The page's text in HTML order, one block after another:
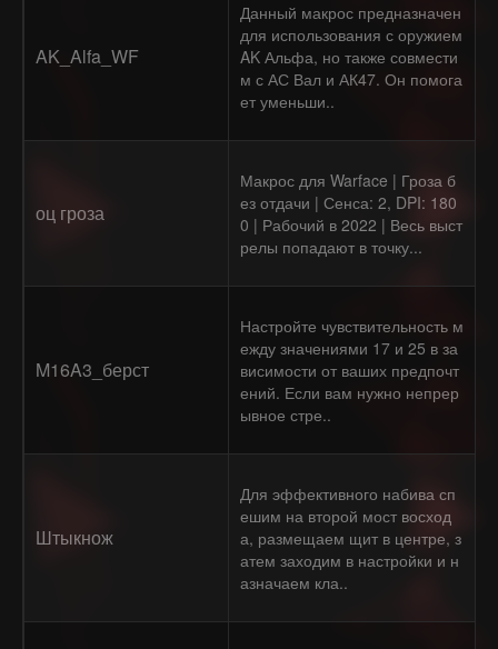
AK_Alfa_WF
Данный макрос предназначен
для использования с оружием
AK Альфа, но также совмести
м с АС Вал и АК47. Он помога
ет уменьши..
оц гроза
Макрос для Warface | Гроза б
ез отдачи | Сенса: 2, DPI: 180
0 | Рабочий в 2022 | Весь выст
релы попадают в точку...
M16A3_берст
Настройте чувствительность м
ежду значениями 17 и 25 в за
висимости от ваших предпочт
ений. Если вам нужно непрер
ывное стре..
Штыкнож
Для эффективного набива сп
ешим на второй мост восход
а, размещаем щит в центре, з
атем заходим в настройки и н
азначаем кла..